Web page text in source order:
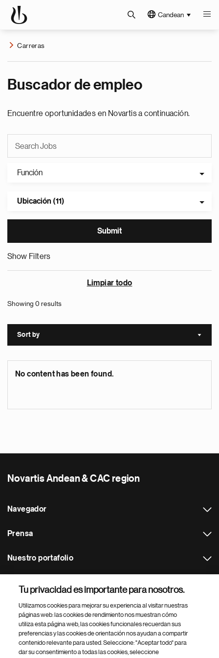
Candean
Carreras
Buscador de empleo
Encuentre oportunidades en Novartis a continuación.
Función
Ubicación (11)
Show Filters
Limpiar todo
Showing 0 results
Sort by Sort
No content has been found.
Novartis Andean & CAC region
Navegador
Prensa
Nuestro portafolio
Footer Site Search
Tu privacidad es importante para nosotros.
Utilizamos cookies para mejorar su experiencia al visitar nuestras
páginas web: las cookies de rendimiento nos muestran cómo
utiliza esta página web, las cookies funcionales recuerdan sus
preferencias y las cookies de orientación nos ayudan a compartir
contenido relevante para usted. Seleccione: "Aceptar todo" para
dar su consentimiento a todas las cookies, seleccione